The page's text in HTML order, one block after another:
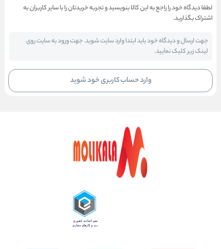
لطفا دیدگاه خود را راجع به این کالا بنویسید و تجربه خریدتان را با سایر کاربران به
اشتراک بگذارید.
جهت ارسال و دیدگاه خود باید ابتدا وارد سایت شوید. جهت ورود به سایت روی
لینک زیر کلیک نمایید.
وارد حساب کاربری خود شوید